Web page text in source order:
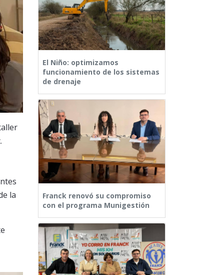
la
El Niño: optimizamos
funcionamiento de los sistemas
de drenaje
Franck renovó su compromiso
con el programa Munigestión